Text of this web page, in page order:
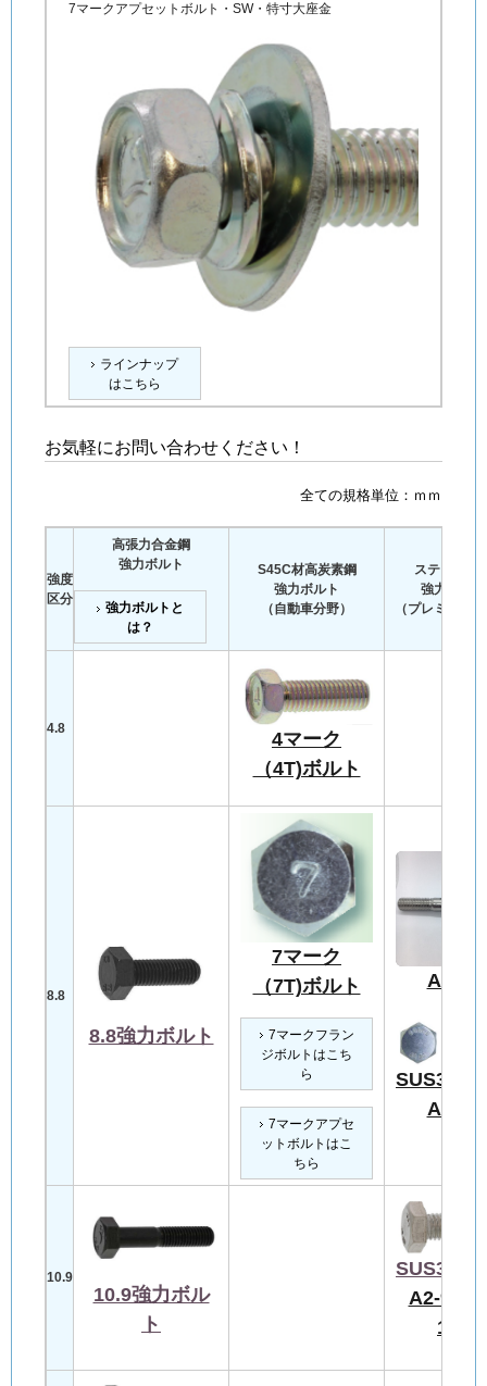
7マークアプセットボルト・SW・特寸大座金
ラインナップ
はこちら
お気軽にお問い合わせください！
全ての規格単位：ｍｍ
強度
区分
高張力合金鋼
強力ボルト
強力ボルトと
は？
S45C材高炭素鋼
強力ボルト
（自動車分野）
ステンレス
強力ボルト
（プレミアス
4.8
4マーク
（4T)ボルト
8.8
8.8強力ボルト
7マーク
（7T)ボルト
7マークフラン
ジボルトはこち
ら
7マークアプセ
ットボルトはこ
ちら
A2-70
A2-80
10.9
10.9強力ボル
ト
A2-90/
100